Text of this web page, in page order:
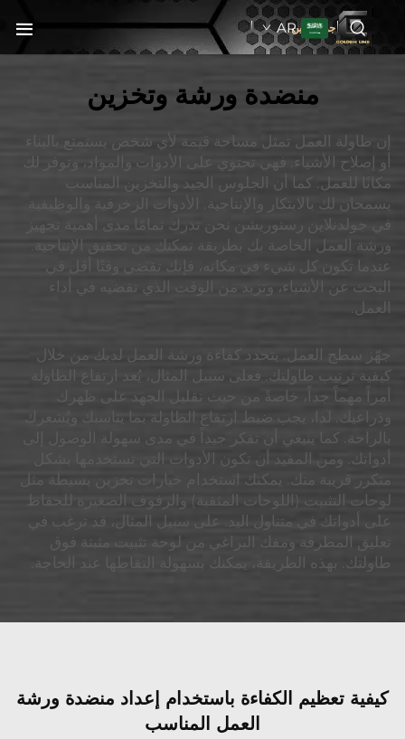
جولدنبلاينAR
منضدة ورشة وتخزين
إن طاولة العمل تمثل مساحة قيمة لأي شخص يستمتع بالبناء
أو إصلاح الأشياء. فهي تحتوي على الأدوات والمواد، وتوفر لك
مكانًا للعمل. كما أن الجلوس الجيد والتخزين المناسب
يسمحان لك بالابتكار والإنتاجية. الأدوات الزخرفية والوظيفية
في جولدنلاين رستوريشن نحن ندرك تمامًا مدى أهمية تجهيز
ورشة العمل الخاصة بك بطريقة تمكنك من تحقيق الإنتاجية.
عندما تكون كل شيء في مكانه، فإنك تقضي وقتًا أقل في
البحث عن الأشياء، وتزيد من الوقت الذي تقضيه في أداء
العمل.
جهّز سطح العمل. يتحدد كفاءة ورشة العمل لديك من خلال
كيفية ترتيب طاولتك. فعلى سبيل المثال، يُعد ارتفاع الطاولة
أمراً مهماً جداً، خاصةً من حيث تقليل الجهد على ظهرك
وذراعيك. لذا، يجب ضبط ارتفاع الطاولة بما يناسبك ويُشعرك
بالراحة. كما ينبغي أن تفكر جيداً في مدى سهولة الوصول إلى
أدواتك. ومن المفيد أن تكون الأدوات التي تستخدمها بشكل
متكرر قريبة منك. يمكنك استخدام خيارات تخزين بسيطة مثل
لوحات التثبيت (اللوحات المثقبة) والرفوف الصغيرة للحفاظ
على أدواتك في متناول اليد. على سبيل المثال، قد ترغب في
تعليق المطرقة ومفك البراغي من لوحة تثبيت مثبتة فوق
طاولتك. بهذه الطريقة، يمكنك بسهولة التقاطها عند الحاجة.
كيفية تعظيم الكفاءة باستخدام إعداد منضدة ورشة
العمل المناسب